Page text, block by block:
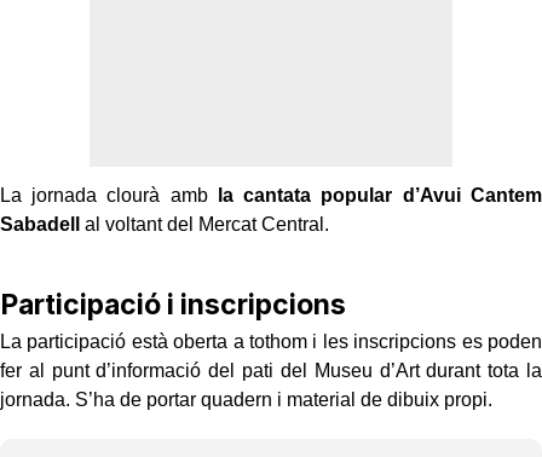
La jornada clourà amb
la cantata popular d’Avui Cantem
Sabadell
al voltant del Mercat Central.
Participació i inscripcions
La participació està oberta a tothom i les inscripcions es poden
fer al punt d’informació del pati del Museu d’Art durant tota la
jornada. S’ha de portar quadern i material de dibuix propi.